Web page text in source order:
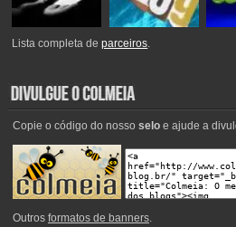
Lista completa deparceiros.
Copie o código do nosso seloe ajude a
Outros formatos de banners.